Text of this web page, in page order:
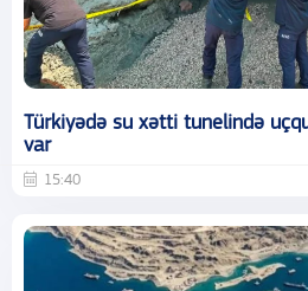
Türkiyədə su xətti tunelində
var
15:40